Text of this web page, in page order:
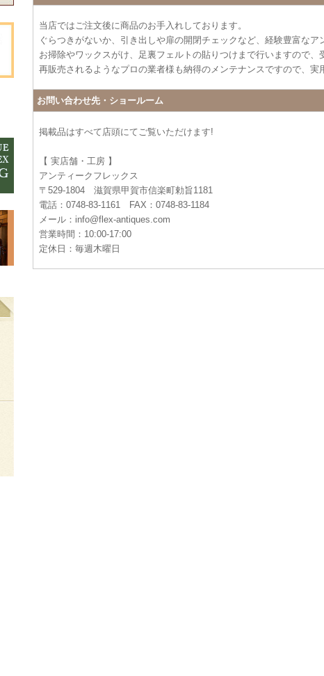
当店ではご注文後に商品のお手入れしております。
ぐらつきがないか、引き出しや扉の開閉チェックなど、経験豊富なア
お掃除やワックスがけ、足裏フェルトの貼りつけまで行いますので、
再販売されるようなプロの業者様も納得のメンテナンスですので、実
お問い合わせ先・ショールーム
掲載品はすべて店頭にてご覧いただけます!
【 実店舗・工房 】
アンティークフレックス
〒529-1804 滋賀県甲賀市信楽町勅旨1181
電話：0748-83-1161 FAX：0748-83-1184
メール：info@flex-antiques.com
営業時間：10:00-17:00
定休日：毎週木曜日